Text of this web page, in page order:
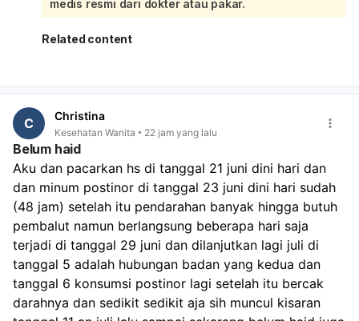
Infeksi bakteri vagina: keputihan bisa putih, abu-abu,
atau kehijauan, sering disertai bau tidak sedap.
Infeksi menular seksual tertentu juga bisa
digaruk, jaga area tetap bersih dan kering, pakai
celana dalam katun, dan hindari sabun kewanitaan
yang keras atau pewangi. Kalau bintiknya makin
banyak, ada bau menyengat, nyeri saat BAK, perih,
luka, atau tidak membaik dalam beberapa hari,
sebaiknya periksa ke dokter spesialis obstetri dan
ginekologi untuk pemeriksaan langsung dan obat yang
sesuai.
medis resmi dari dokter atau pakar.
Related content
C Christina
Kesehatan Wanita 22 jam yang lalu
Belum haid
Aku dan pacarkan hs di tanggal 21 juni dini hari dan
dan minum postinor di tanggal 23 juni dini hari sudah
(48 jam) setelah itu pendarahan banyak hingga butuh
pembalut namun berlangsung beberapa hari saja
terjadi di tanggal 29 juni dan dilanjutkan lagi juli di
tanggal 5 adalah hubungan badan yang kedua dan
tanggal 6 konsumsi postinor lagi setelah itu bercak
darahnya dan sedikit sedikit aja sih muncul kisaran